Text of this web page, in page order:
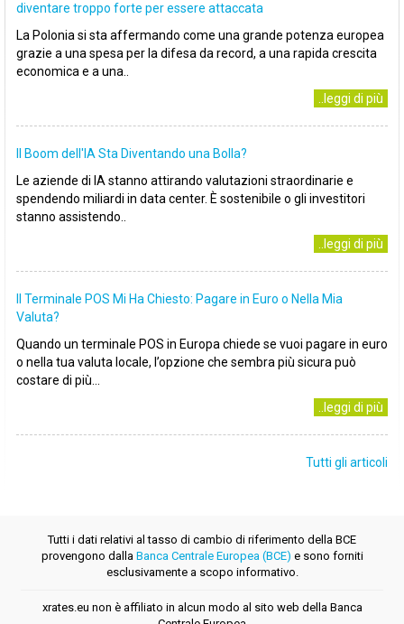
diventare troppo forte per essere attaccata
La Polonia si sta affermando come una grande potenza europea
grazie a una spesa per la difesa da record, a una rapida crescita
economica e a una..
..leggi di più
Il Boom dell'IA Sta Diventando una Bolla?
Le aziende di IA stanno attirando valutazioni straordinarie e
spendendo miliardi in data center. È sostenibile o gli investitori
stanno assistendo..
..leggi di più
Il Terminale POS Mi Ha Chiesto: Pagare in Euro o Nella Mia
Valuta?
Quando un terminale POS in Europa chiede se vuoi pagare in euro
o nella tua valuta locale, l’opzione che sembra più sicura può
costare di più...
..leggi di più
Tutti gli articoli
Tutti i dati relativi al tasso di cambio di riferimento della BCE
provengono dalla Banca Centrale Europea (BCE) e sono forniti
esclusivamente a scopo informativo.
xrates.eu non è affiliato in alcun modo al sito web della Banca